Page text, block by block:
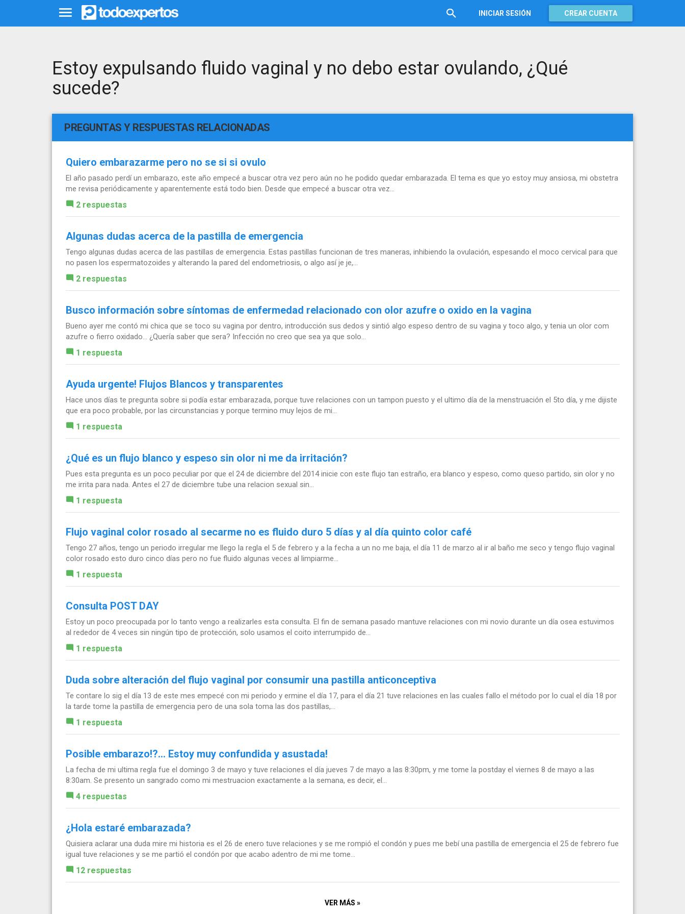
INICIAR SESIÓN CREAR CUENTA
Estoy expulsando fluido vaginal y no debo estar ovulando, ¿Qué
sucede?
PREGUNTAS Y RESPUESTAS RELACIONADAS
Quiero embarazarme pero no se si si ovulo
El año pasado perdí un embarazo, este año empecé a buscar otra vez pero aún no he podido quedar embarazada. El tema es que yo estoy muy ansiosa, mi obstetra
me revisa periódicamente y aparentemente está todo bien. Desde que empecé a buscar otra vez...
2 respuestas
Algunas dudas acerca de la pastilla de emergencia
Tengo algunas dudas acerca de las pastillas de emergencia. Estas pastillas funcionan de tres maneras, inhibiendo la ovulación, espesando el moco cervical para que
no pasen los espermatozoides y alterando la pared del endometriosis, o algo así je je,...
2 respuestas
Busco información sobre síntomas de enfermedad relacionado con olor azufre o oxido en la vagina
Bueno ayer me contó mi chica que se toco su vagina por dentro, introducción sus dedos y sintió algo espeso dentro de su vagina y toco algo, y tenia un olor com
azufre o fierro oxidado... ¿Quería saber que sera? Infección no creo que sea ya que solo...
1 respuesta
Ayuda urgente! Flujos Blancos y transparentes
Hace unos días te pregunta sobre si podía estar embarazada, porque tuve relaciones con un tampon puesto y el ultimo día de la menstruación el 5to día, y me dijiste
que era poco probable, por las circunstancias y porque termino muy lejos de mi...
1 respuesta
¿Qué es un flujo blanco y espeso sin olor ni me da irritación?
Pues esta pregunta es un poco peculiar por que el 24 de diciembre del 2014 inicie con este flujo tan estraño, era blanco y espeso, como queso partido, sin olor y no
me irrita para nada. Antes el 27 de diciembre tube una relacion sexual sin...
1 respuesta
Flujo vaginal color rosado al secarme no es fluido duro 5 días y al día quinto color café
Tengo 27 años, tengo un periodo irregular me llego la regla el 5 de febrero y a la fecha a un no me baja, el día 11 de marzo al ir al baño me seco y tengo flujo vaginal
color rosado esto duro cinco días pero no fue fluido algunas veces al limpiarme...
1 respuesta
Consulta POST DAY
Estoy un poco preocupada por lo tanto vengo a realizarles esta consulta. El fin de semana pasado mantuve relaciones con mi novio durante un día osea estuvimos
al rededor de 4 veces sin ningún tipo de protección, solo usamos el coito interrumpido de...
1 respuesta
Duda sobre alteración del flujo vaginal por consumir una pastilla anticonceptiva
Te contare lo sig el día 13 de este mes empecé con mi periodo y ermine el día 17, para el día 21 tuve relaciones en las cuales fallo el método por lo cual el día 18 por
la tarde tome la pastilla de emergencia pero de una sola toma las dos pastillas,...
1 respuesta
Posible embarazo!?... Estoy muy confundida y asustada!
La fecha de mi ultima regla fue el domingo 3 de mayo y tuve relaciones el día jueves 7 de mayo a las 8:30pm, y me tome la postday el viernes 8 de mayo a las
8:30am. Se presento un sangrado como mi mestruacion exactamente a la semana, es decir, el...
4 respuestas
¿Hola estaré embarazada?
Quisiera aclarar una duda mire mi historia es el 26 de enero tuve relaciones y se me rompió el condón y pues me bebí una pastilla de emergencia el 25 de febrero fue
igual tuve relaciones y se me partió el condón por que acabo adentro de mi me tome...
12 respuestas
VER MÁS »